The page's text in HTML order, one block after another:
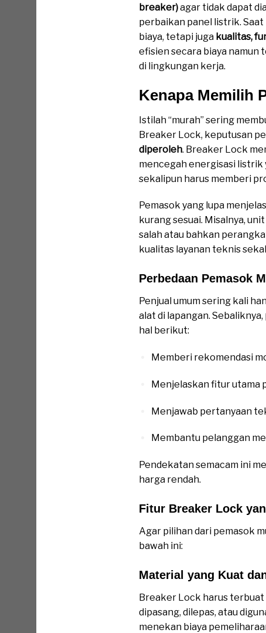
breaker)agar tidak dapat
perbaikan panel listrik.
biaya, tetapi juga kualitas,
efisien secara biaya
di lingkungan kerja.
Kenapa Memilih
Istilah “murah” sering
Breaker Lock, keputusan
diperoleh. Breaker Lock
mencegah energisasi listrik
sekalipun harus memberi
Pemasok yang lupa
kurang sesuai. Misalnya,
salah atau bahkan
kualitas layanan teknis
Perbedaan Pemasok
Penjual umum sering kali
alat di lapangan. Sebaliknya,
hal berikut:
Memberi rekomendasi
Menjelaskan fitur utama
Menjawab pertanyaan
Membantu pelanggan
Pendekatan semacam ini
harga rendah.
Fitur Breaker Lock
Agar pilihan dari pemasok
bawah ini:
Material yang Kuat
Breaker Lock harus terbuat
dipasang, dilepas, atau
menekan biaya